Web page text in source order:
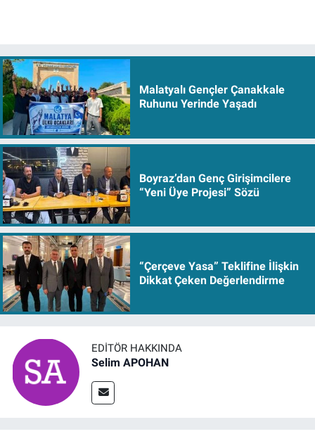
Malatyalı Gençler Çanakkale
Ruhunu Yerinde Yaşadı
Boyraz’dan Genç Girişimcilere
“Yeni Üye Projesi” Sözü
“Çerçeve Yasa” Teklifine İlişkin
Dikkat Çeken Değerlendirme
EDITÖR HAKKINDA
Selim APOHAN